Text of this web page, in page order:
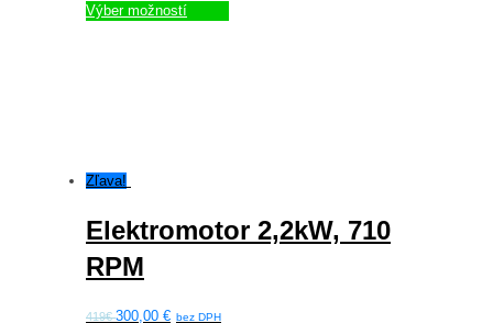
Výber možností
vybrať
stránke
produktu.
Zľava!
Elektromotor 2,2kW, 710
RPM
419€300,00 €